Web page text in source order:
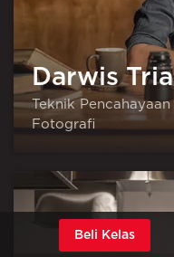
Beli Kelas
Darwis
Teknik
Fotografi